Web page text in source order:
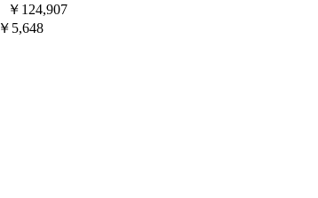
￥124,907
￥5,648